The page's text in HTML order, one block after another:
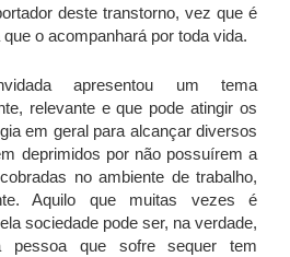
deste transtorno, vez que é
o acompanhará por toda vida.
apresentou um tema
relevante e que pode atingir os
em geral para alcançar diversos
deprimidos por não possuírem a
no ambiente de trabalho,
Aquilo que muitas vezes é
sociedade pode ser, na verdade,
pessoa que sofre sequer tem